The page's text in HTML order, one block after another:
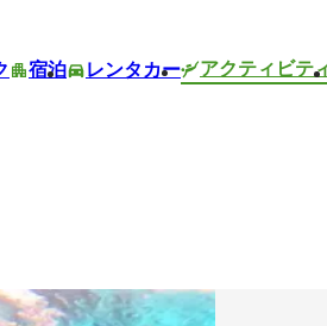
宿泊 レンタカー アクティビテ